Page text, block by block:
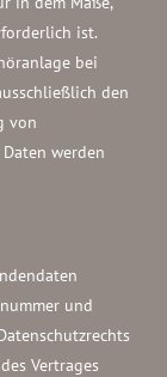
ist.
bei
den
von
werden
und
Vertrages